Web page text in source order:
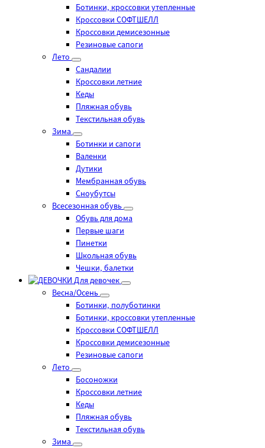
Ботинки, кроссовки утепленные
Кроссовки СОФТШЕЛЛ
Кроссовки демисезонные
Резиновые сапоги
Лето
Cандалии
Кроссовки летние
Кеды
Пляжная обувь
Текстильная обувь
Зима
Ботинки и сапоги
Валенки
Дутики
Мембранная обувь
Сноубутсы
Всесезонная обувь
Обувь для дома
Первые шаги
Пинетки
Школьная обувь
Чешки, балетки
Для девочек
Весна/Осень
Ботинки, полуботинки
Ботинки, кроссовки утепленные
Кроссовки СОФТШЕЛЛ
Кроссовки демисезонные
Резиновые сапоги
Лето
Босоножки
Кроссовки летние
Кеды
Пляжная обувь
Текстильная обувь
Зима